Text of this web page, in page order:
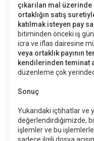
çıkarılan mal
ortaklığın satış
katılmak isteyen pay
bitiminden önceki iş
icra ve iflas dairesine
veya ortaklık payının
kendilerinden teminat
düzenleme çok
Sonuç
Yukarıdaki içtihatlar
değerlendirdiğimizde,
işlemler ve bu